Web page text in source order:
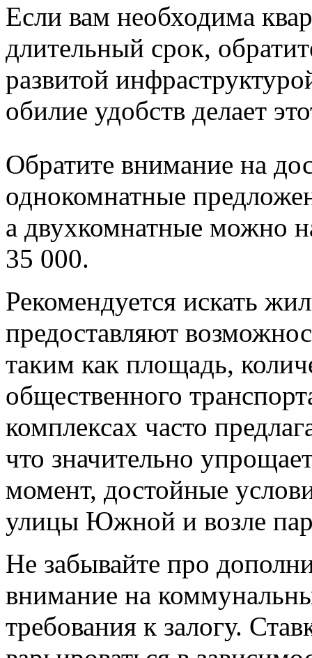
Если вам необходима
длительный срок,
развитой
обилие удобств делает
Обратите внимание на
однокомнатные
а двухкомнатные можно
35 000.
Рекомендуется искать
предоставляют
таким как площадь,
общественного
комплексах часто
что значительно
момент, достойные
улицы Южной и возле
Не забывайте про
внимание на
требования к залогу.